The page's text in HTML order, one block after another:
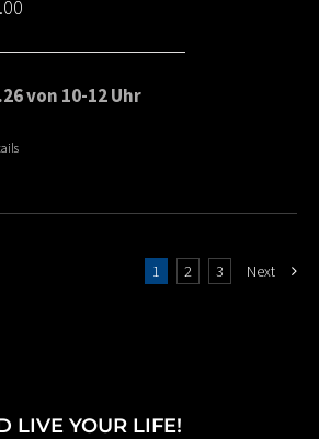
von 10-12 Uhr
1 2 3 Next
LIVE YOUR LIFE!